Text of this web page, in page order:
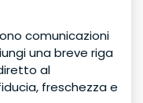
comunicazioni
una breve riga
al
freschezza e